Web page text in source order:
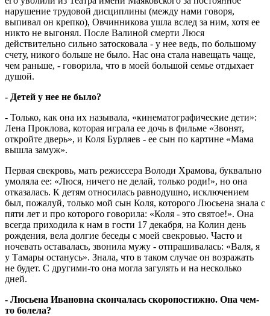
нарушение трудовой дисциплины (между нами говоря,
выпивал он крепко), Овчинникова ушла вслед за ним, хотя ее
никто не выгонял. После Валиной смерти Люся
действительно сильно затосковала - у нее ведь, по большому
счету, никого больше не было. Нас она стала навещать чаще,
чем раньше, - говорила, что в моей большой семье отдыхает
душой.
- Детей у нее не было?
- Только, как она их называла, «кинематографические дети»:
Лена Проклова, которая играла ее дочь в фильме «Звонят,
откройте дверь», и Коля Бурляев - ее сын по картине «Мама
вышла замуж».
Первая свекровь, мать режиссера Володи Храмова, буквально
умоляла ее: «Люся, ничего не делай, только роди!», но она
отказалась. К детям относилась равнодушно, исключением
был, пожалуй, только мой сын Коля, которого Люсьена знала с
пяти лет и про которого говорила: «Коля - это святое!». Она
всегда приходила к нам в гости 17 декабря, на Колин день
рождения, вела долгие беседы с моей свекровью. Часто и
ночевать оставалась, звонила мужу - отпрашивалась: «Валя, я
у Тамары останусь». Знала, что в таком случае он возражать
не будет. С другими-то она могла загулять и на несколько
дней.
- Люсьена Ивановна скончалась скоропостижно. Она чем-
то болела?